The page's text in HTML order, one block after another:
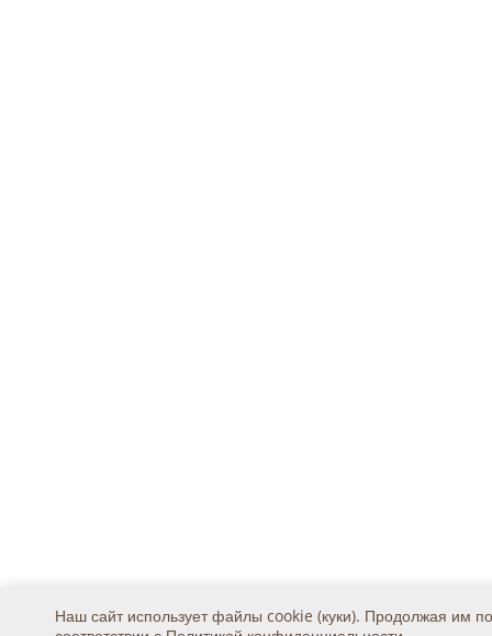
Наш сайт использует файлы cookie (куки). Продолжая им